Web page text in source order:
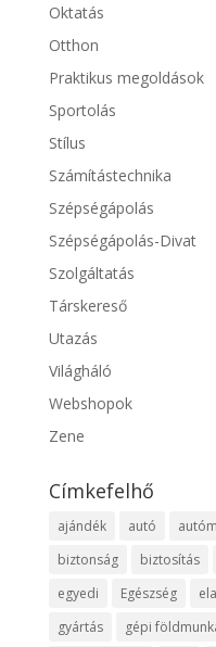
Oktatás
Otthon
Praktikus megoldások
Sportolás
Stílus
Számítástechnika
Szépségápolás
Szépségápolás-Divat
Szolgáltatás
Társkereső
Utazás
Világháló
Webshopok
Zene
Címkefelhő
ajándék autó
biztonság
biztosítás
egyedi
Egészség
gyártás
gépi